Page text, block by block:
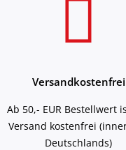
Versandkostenfrei
Ab 50,- EUR Bestellwert
Versand kostenfrei
Deutschlands)